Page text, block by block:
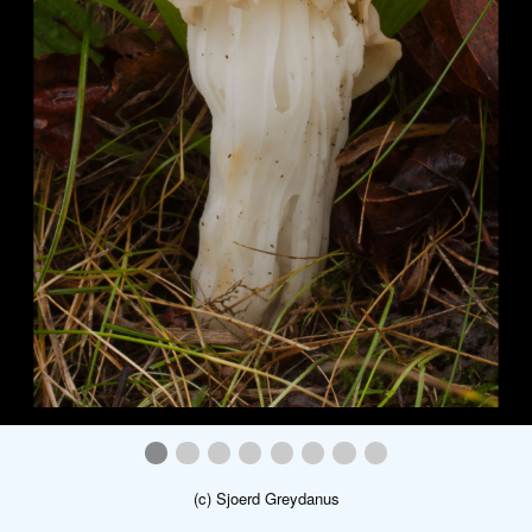
helvella_crispa_003.jpg
daldinia_concentrica_003.jpg
pluteus_chrysophaeus_001.jpg
pluteus_chrysophaeus_002.jpg
postia_caesia_001.jpg
(c) Sjoerd Greydanus